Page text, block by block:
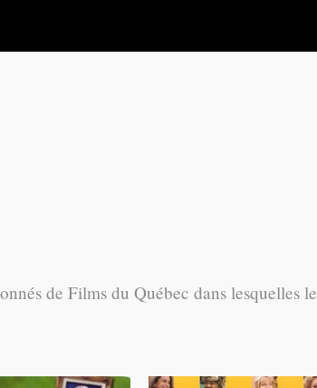
de Films du Québec dans lesquelles le